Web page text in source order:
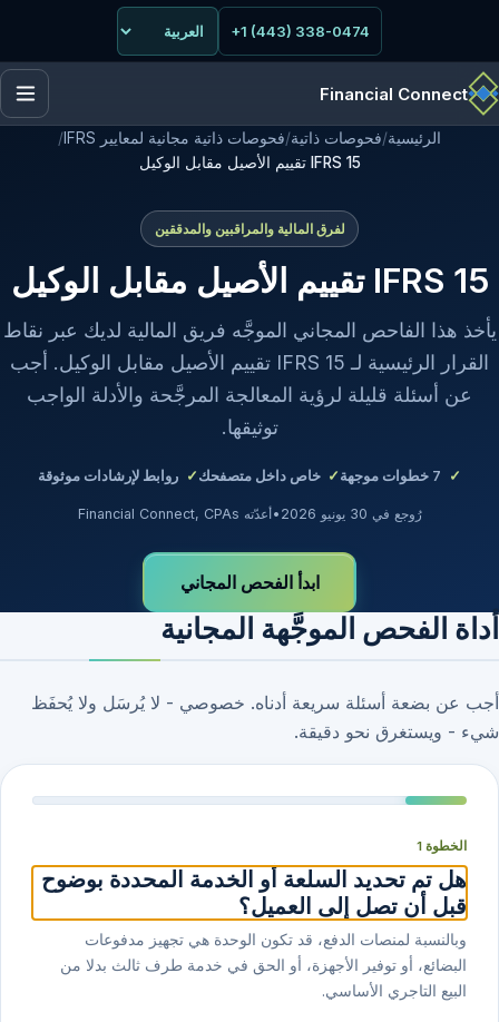
+1 (443) 338-0474
Financial Connect
الرئيسية/فحوصات ذاتية/فحوصات ذاتية مجانية لمعايير IFRS
/
IFRS 15 تقييم الأصيل مقابل الوكيل
لفرق المالية والمراقبين والمدققين
IFRS 15 تقييم الأصيل مقابل الوكيل
يأخذ هذا الفاحص المجاني الموجَّه فريق المالية لديك عبر نقاط
القرار الرئيسية لـ IFRS 15 تقييم الأصيل مقابل الوكيل. أجب
عن أسئلة قليلة لرؤية المعالجة المرجَّحة والأدلة الواجب
توثيقها.
7 خطوات موجهة خاص داخل متصفحك روابط لإرشادات موثوقة
رُوجع في 30 يونيو 2026 •أعدّته Financial Connect, CPAs
ابدأ الفحص المجاني
أداة الفحص الموجَّهة المجانية
أجب عن بضعة أسئلة سريعة أدناه. خصوصي - لا يُرسَل ولا يُحفَظ
شيء - ويستغرق نحو دقيقة.
الخطوة 1
هل تم تحديد السلعة أو الخدمة المحددة بوضوح
قبل أن تصل إلى العميل؟
وبالنسبة لمنصات الدفع، قد تكون الوحدة هي تجهيز مدفوعات
البضائع، أو توفير الأجهزة، أو الحق في خدمة طرف ثالث بدلا من
البيع التاجري الأساسي.